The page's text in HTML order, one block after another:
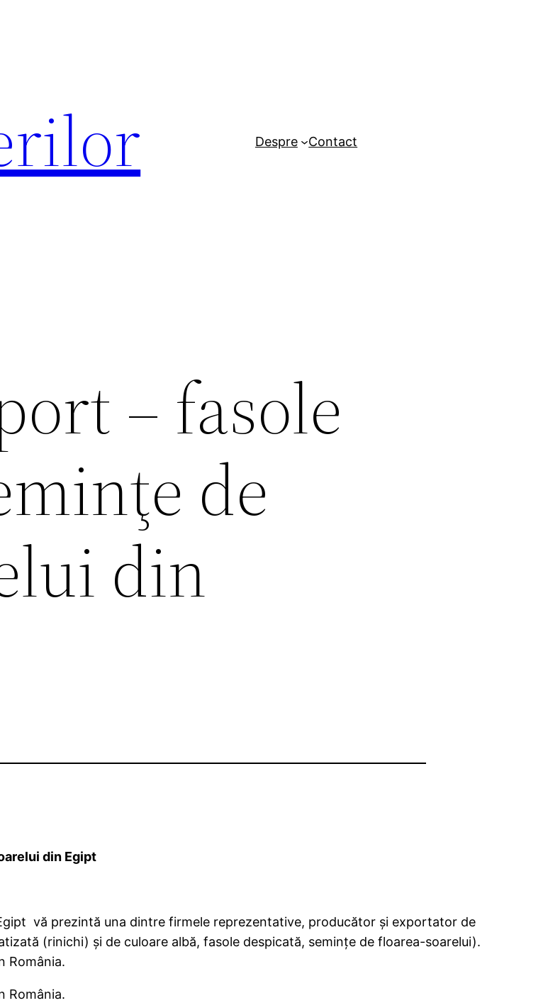
Despre Contact
– fasole
de
din
din Egipt
vă prezintă una dintre firmele reprezentative, producător şi exportator de
(rinichi) şi de culoare albă, fasole despicată, seminţe de floarea-soarelui).
România.
România.